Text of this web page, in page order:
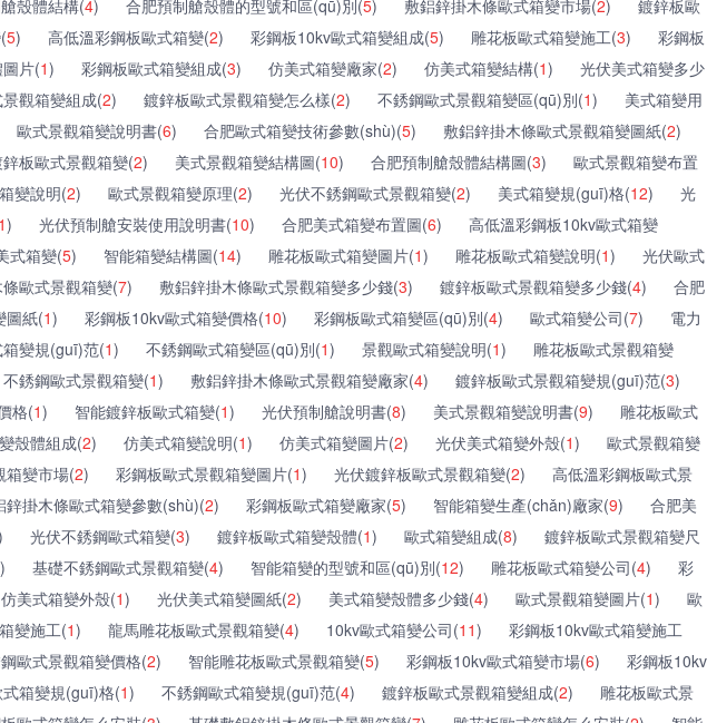
殼體結構(4) 合肥預制艙殼體的型號和區(qū)別(5) 敷鋁鋅掛木條歐式箱變市場(2)
鍍鋅板歐
5) 高低溫彩鋼板歐式箱變(2) 彩鋼板10kv歐式箱變組成(5) 雕花板歐式箱變施工(3)
彩鋼板
片(1) 彩鋼板歐式箱變組成(3) 仿美式箱變廠家(2) 仿美式箱變結構(1)
光伏美式箱變多少
觀箱變組成(2) 鍍鋅板歐式景觀箱變怎么樣(2) 不銹鋼歐式景觀箱變區(qū)別(1)
美式箱變用
歐式景觀箱變說明書(6) 合肥歐式箱變技術參數(shù)(5) 敷鋁鋅掛木條歐式景觀箱變圖紙(2)
板歐式景觀箱變(2) 美式景觀箱變結構圖(10) 合肥預制艙殼體結構圖(3)
歐式景觀箱變布置
變說明(2) 歐式景觀箱變原理(2) 光伏不銹鋼歐式景觀箱變(2) 美式箱變規(guī)格(12)
光
) 光伏預制艙安裝使用說明書(10) 合肥美式箱變布置圖(6)
高低溫彩鋼板10kv歐式箱變
式箱變(5) 智能箱變結構圖(14) 雕花板歐式箱變圖片(1) 雕花板歐式箱變說明(1)
光伏歐式
歐式景觀箱變(7) 敷鋁鋅掛木條歐式景觀箱變多少錢(3) 鍍鋅板歐式景觀箱變多少錢(4)
合肥
圖紙(1) 彩鋼板10kv歐式箱變價格(10) 彩鋼板歐式箱變區(qū)別(4) 歐式箱變公司(7)
電力
變規(guī)范(1) 不銹鋼歐式箱變區(qū)別(1) 景觀歐式箱變說明(1)
雕花板歐式景觀箱變
不銹鋼歐式景觀箱變(1) 敷鋁鋅掛木條歐式景觀箱變廠家(4) 鍍鋅板歐式景觀箱變規(guī)范(3)
格(1) 智能鍍鋅板歐式箱變(1) 光伏預制艙說明書(8) 美式景觀箱變說明書(9)
雕花板歐式
殼體組成(2) 仿美式箱變說明(1) 仿美式箱變圖片(2) 光伏美式箱變外殼(1)
歐式景觀箱變
箱變市場(2) 彩鋼板歐式景觀箱變圖片(1) 光伏鍍鋅板歐式景觀箱變(2)
高低溫彩鋼板歐式景
鋅掛木條歐式箱變參數(shù)(2) 彩鋼板歐式箱變廠家(5) 智能箱變生產(chǎn)廠家(9)
合肥美
光伏不銹鋼歐式箱變(3) 鍍鋅板歐式箱變殼體(1) 歐式箱變組成(8)
鍍鋅板歐式景觀箱變尺
) 基礎不銹鋼歐式景觀箱變(4) 智能箱變的型號和區(qū)別(12) 雕花板歐式箱變公司(4)
彩
仿美式箱變外殼(1) 光伏美式箱變圖紙(2) 美式箱變殼體多少錢(4) 歐式景觀箱變圖片(1)
歐
變施工(1) 龍馬雕花板歐式景觀箱變(4) 10kv歐式箱變公司(11)
彩鋼板10kv歐式箱變施工
歐式景觀箱變價格(2) 智能雕花板歐式景觀箱變(5) 彩鋼板10kv歐式箱變市場(6)
彩鋼板10kv
箱變規(guī)格(1) 不銹鋼歐式箱變規(guī)范(4) 鍍鋅板歐式景觀箱變組成(2)
雕花板歐式景